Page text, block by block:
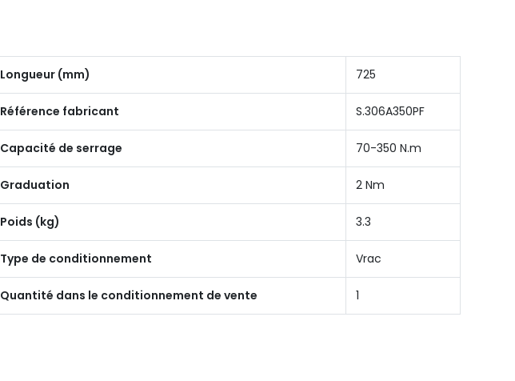
Longueur (mm) 725
Référence fabricant S.306A350PF
Capacité de serrage 70-350 N.m
Graduation 2 Nm
Poids (kg) 3.3
Type de conditionnement Vrac
Quantité dans le conditionnement de vente 1